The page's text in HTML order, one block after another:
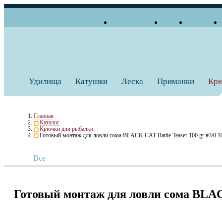
Удилища Катушки Леска Приманки
Главная
Каталог
Крючки для рыбалки
Готовый монтаж для ловли сома BLACK CAT Battle Teaser 100 gr #3/0
Все
Готовый монтаж для ловли сома